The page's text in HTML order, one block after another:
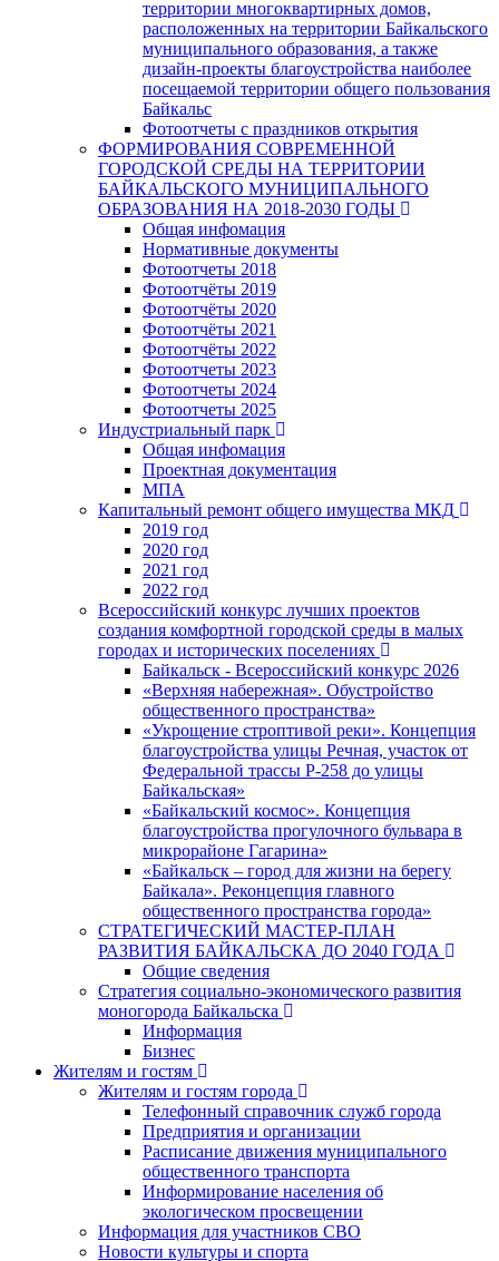
территории многоквартирных домов,
расположенных на территории Байкальского
муниципального образования, а также
дизайн-проекты благоустройства наиболее
посещаемой территории общего пользования
Байкальс
Фотоотчеты с праздников открытия
ФОРМИРОВАНИЯ СОВРЕМЕННОЙ
ГОРОДСКОЙ СРЕДЫ НА ТЕРРИТОРИИ
БАЙКАЛЬСКОГО МУНИЦИПАЛЬНОГО
ОБРАЗОВАНИЯ НА 2018-2030 ГОДЫ
Общая инфомация
Нормативные документы
Фотоотчеты 2018
Фотоотчёты 2019
Фотоотчёты 2020
Фотоотчёты 2021
Фотоотчёты 2022
Фотоотчеты 2023
Фотоотчеты 2024
Фотоотчеты 2025
Индустриальный парк
Общая инфомация
Проектная документация
МПА
Капитальный ремонт общего имущества МКД
2019 год
2020 год
2021 год
2022 год
Всероссийский конкурс лучших проектов
создания комфортной городской среды в малых
городах и исторических поселениях
Байкальск - Всероссийский конкурс 2026
«Верхняя набережная». Обустройство
общественного пространства»
«Укрощение строптивой реки». Концепция
благоустройства улицы Речная, участок от
Федеральной трассы Р-258 до улицы
Байкальская»
«Байкальский космос». Концепция
благоустройства прогулочного бульвара в
микрорайоне Гагарина»
«Байкальск – город для жизни на берегу
Байкала». Реконцепция главного
общественного пространства города»
СТРАТЕГИЧЕСКИЙ МАСТЕР-ПЛАН
РАЗВИТИЯ БАЙКАЛЬСКА ДО 2040 ГОДА
Общие сведения
Стратегия социально-экономического развития
моногорода Байкальска
Информация
Бизнес
Жителям и гостям
Жителям и гостям города
Телефонный справочник служб города
Предприятия и организации
Расписание движения муниципального
общественного транспорта
Информирование населения об
экологическом просвещении
Информация для участников СВО
Новости культуры и спорта